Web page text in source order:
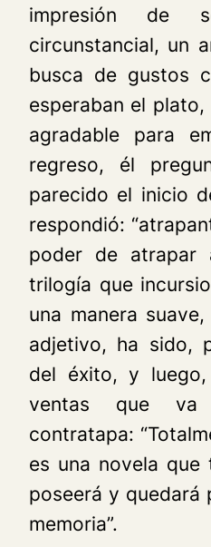
impresión de
circunstancial, un
busca de gustos
esperaban el
agradable para
regreso, él
parecido el inicio
respondió:
poder de
trilogía que
una manera
adjetivo, ha sido,
del éxito, y
ventas que
contratapa:
es una novela que
poseerá y quedará
memoria”.